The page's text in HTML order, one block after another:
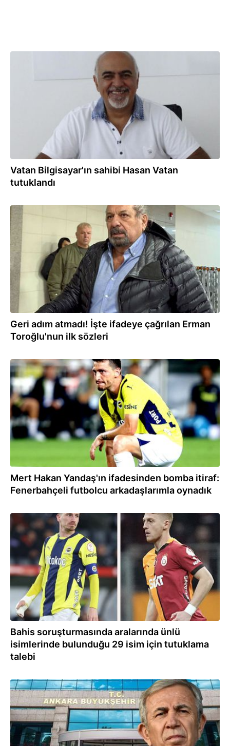
Vatan Bilgisayar'ın sahibi Hasan Vatan
tutuklandı
Geri adım atmadı! İşte ifadeye çağrılan Erman
Toroğlu'nun ilk sözleri
08.12.2025
Mert Hakan Yandaş'ın ifadesinden bomba itiraf:
Fenerbahçeli futbolcu arkadaşlarımla oynadık
08.12.2025
Bahis soruşturmasında aralarında ünlü
isimlerinde bulunduğu 29 isim için tutuklama
talebi
26.09.2025